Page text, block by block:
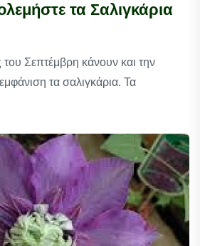
τα Σαλιγκάρια
Σεπτέμβρη κάνουν και την
τα σαλιγκάρια. Τα